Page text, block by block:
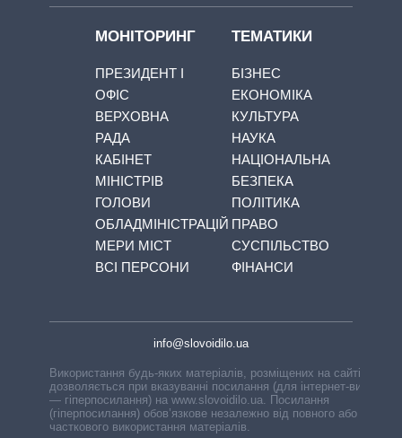
МОНІТОРИНГ
ПРЕЗИДЕНТ І
ОФІС
ВЕРХОВНА
РАДА
КАБІНЕТ
МІНІСТРІВ
ГОЛОВИ
ОБЛАДМІНІСТРАЦІЙ
МЕРИ МІСТ
ВСІ ПЕРСОНИ
ТЕМАТИКИ
БІЗНЕС
ЕКОНОМІКА
КУЛЬТУРА
НАУКА
НАЦІОНАЛЬНА
БЕЗПЕКА
ПОЛІТИКА
ПРАВО
СУСПІЛЬСТВО
ФІНАНСИ
info@slovoidilo.ua
Використання будь-яких матеріалів, розміщених на сайті,
дозволяється при вказуванні посилання (для інтернет-видань
— гіперпосилання) на www.slovoidilo.ua. Посилання
(гіперпосилання) обов’язкове незалежно від повного або
часткового використання матеріалів.